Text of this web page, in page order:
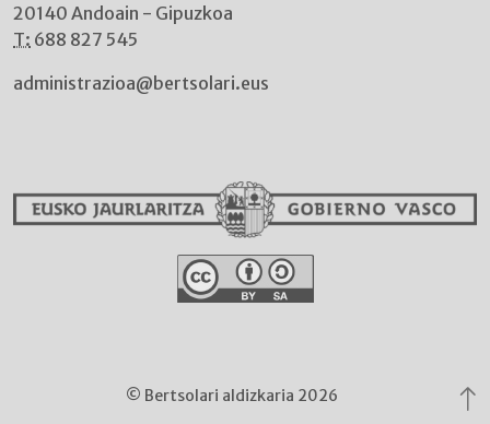
20140 Andoain - Gipuzkoa
T: 688 827 545
administrazioa@bertsolari.eus
© Bertsolari aldizkaria 2026